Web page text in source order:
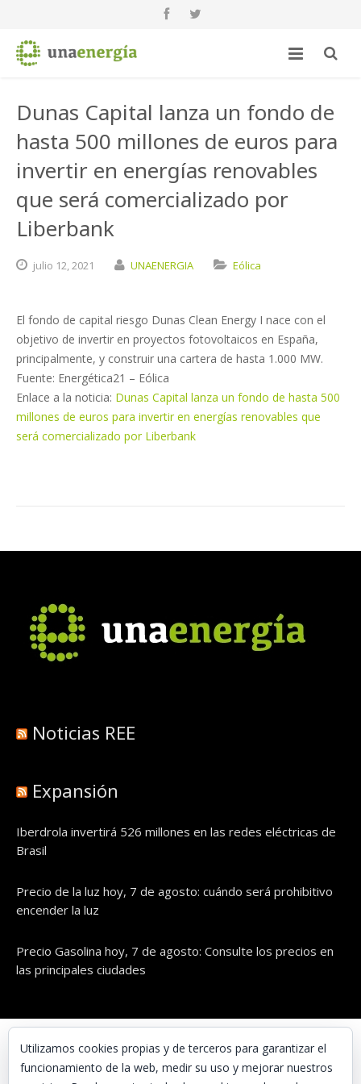
Dunas Capital lanza un fondo de
hasta 500 millones de euros para
invertir en energías renovables
que será comercializado por
Liberbank
julio 12,2021 UNAENERGIA Eólica
El fondo de capital riesgo Dunas Clean Energy I nace con el
objetivo de invertir en proyectos fotovoltaicos en España,
principalmente, y construir una cartera de hasta 1.000 MW.
Fuente: Energética21 – Eólica
Enlace a la noticia: Dunas Capital lanza un fondo de hasta 500
millones de euros para invertir en energías renovables que
será comercializado por Liberbank
Noticias REE
Expansión
Iberdrola invertirá 526 millones en las redes eléctricas de
Brasil
Precio de la luz hoy, 7 de agosto: cuándo será prohibitivo
encender la luz
Precio Gasolina hoy, 7 de agosto: Consulte los precios en
las principales ciudades
© UNAENERGÍA, S.L.
Inicio
Utilizamos cookies propias y de terceros para garantizar el
funcionamiento de la web, medir su uso y mejorar nuestros